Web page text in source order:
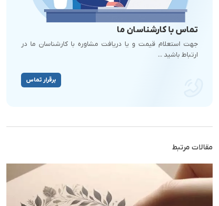
تماس با کارشناسان ما
جهت استعلام قیمت و یا دریافت مشاوره با کارشناسان ما در
ارتباط باشید ...
برقرار تماس
مقالات مرتبط